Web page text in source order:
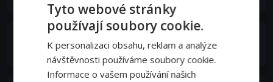
Shirley Henderson
Tyto webové stránky
používají soubory cookie.
K personalizaci obsahu, reklam a analýze
návštěvnosti používáme soubory cookie.
Informace o vašem používání našich